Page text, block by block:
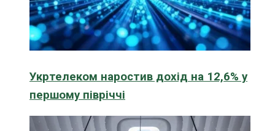
Укртелеком наростив дохід на 12,6% у
першому півріччі